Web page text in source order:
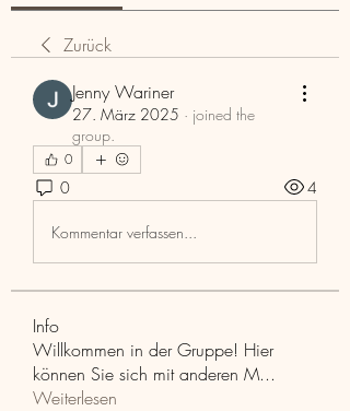
Zurück
Jenny Wariner
27. März 2025 · joined the
group.
0
0 4
Kommentar verfassen...
Info
Willkommen in der Gruppe! Hier
können Sie sich mit anderen M...
Weiterlesen